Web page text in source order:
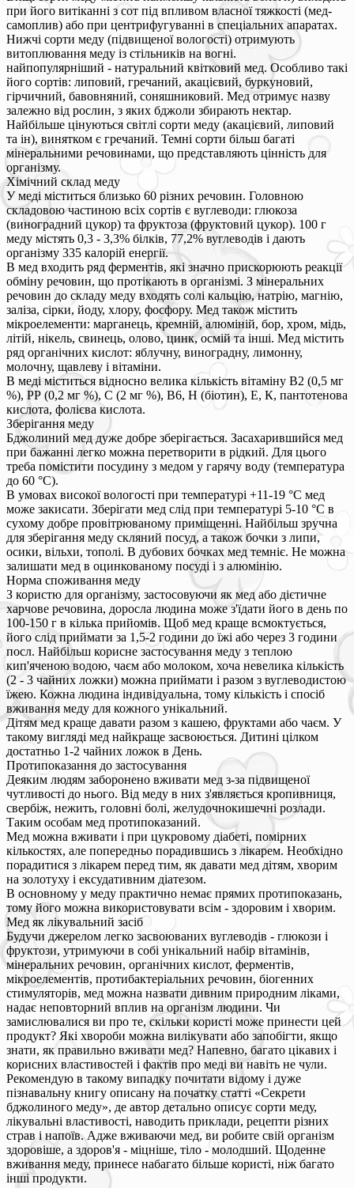
при його витіканні з сот під впливом власної тяжкості (мед-
самоплив) або при центрифугуванні в спеціальних апаратах.
Нижчі сорти меду (підвищеної вологості) отримують
витоплювання меду із стільників на вогні.
найпопулярніший - натуральний квітковий мед. Особливо такі
його сортів: липовий, гречаний, акацієвий, буркуновий,
гірчичний, бавовняний, соняшниковий. Мед отримує назву
залежно від рослин, з яких бджоли збирають нектар.
Найбільше цінуються світлі сорти меду (акацієвий, липовий
та ін), винятком є гречаний. Темні сорти більш багаті
мінеральними речовинами, що представляють цінність для
організму.
Хімічний склад меду
У меді міститься близько 60 різних речовин. Головною
складовою частиною всіх сортів є вуглеводи: глюкоза
(виноградний цукор) та фруктоза (фруктовий цукор). 100 г
меду містять 0,3 - 3,3% білків, 77,2% вуглеводів і дають
організму 335 калорій енергії.
В мед входить ряд ферментів, які значно прискорюють реакції
обміну речовин, що протікають в організмі. З мінеральних
речовин до складу меду входять солі кальцію, натрію, магнію,
заліза, сірки, йоду, хлору, фосфору. Мед також містить
мікроелементи: марганець, кремній, алюміній, бор, хром, мідь,
літій, нікель, свинець, олово, цинк, осмій та інші. Мед містить
ряд органічних кислот: яблучну, виноградну, лимонну,
молочну, щавлеву і вітаміни.
В меді міститься відносно велика кількість вітаміну В2 (0,5 мг
%), РР (0,2 мг %), С (2 мг %), В6, Н (біотин), Е, К, пантотенова
кислота, фолієва кислота.
Зберігання меду
Бджолиний мед дуже добре зберігається. Засахарившийся мед
при бажанні легко можна перетворити в рідкий. Для цього
треба помістити посудину з медом у гарячу воду (температура
до 60 °С).
В умовах високої вологості при температурі +11-19 °С мед
може закисати. Зберігати мед слід при температурі 5-10 °С в
сухому добре провітрюваному приміщенні. Найбільш зручна
для зберігання меду скляний посуд, а також бочки з липи,
осики, вільхи, тополі. В дубових бочках мед темніє. Не можна
залишати мед в оцинкованому посуді і з алюмінію.
Норма споживання меду
З користю для організму, застосовуючи як мед або дієтичне
харчове речовина, доросла людина може з'їдати його в день по
100-150 г в кілька прийомів. Щоб мед краще всмоктується,
його слід приймати за 1,5-2 години до їжі або через 3 години
посл. Найбільш корисне застосування меду з теплою
кип'яченою водою, чаєм або молоком, хоча невелика кількість
(2 - 3 чайних ложки) можна приймати і разом з вуглеводистою
їжею. Кожна людина індивідуальна, тому кількість і спосіб
вживання меду для кожного унікальний.
Дітям мед краще давати разом з кашею, фруктами або чаєм. У
такому вигляді мед найкраще засвоюється. Дитині цілком
достатньо 1-2 чайних ложок в День.
Протипоказання до застосування
Деяким людям заборонено вживати мед з-за підвищеної
чутливості до нього. Від меду в них з'являється кропивниця,
свербіж, нежить, головні болі, желудочнокишечні розлади.
Таким особам мед протипоказаний.
Мед можна вживати і при цукровому діабеті, помірних
кількостях, але попередньо порадившись з лікарем. Необхідно
порадитися з лікарем перед тим, як давати мед дітям, хворим
на золотуху і ексудативним діатезом.
В основному у меду практично немає прямих протипоказань,
тому його можна використовувати всім - здоровим і хворим.
Мед як лікувальний засіб
Будучи джерелом легко засвоюваних вуглеводів - глюкози і
фруктози, утримуючи в собі унікальний набір вітамінів,
мінеральних речовин, органічних кислот, ферментів,
мікроелементів, протибактеріальних речовин, біогенних
стимуляторів, мед можна назвати дивним природним ліками,
надає неповторний вплив на організм людини. Чи
замислювалися ви про те, скільки користі може принести цей
продукт? Які хвороби можна вилікувати або запобігти, якщо
знати, як правильно вживати мед? Напевно, багато цікавих і
корисних властивостей і фактів про меді ви навіть не чули.
Рекомендую в такому випадку почитати відому і дуже
пізнавальну книгу описану на початку статті «Секрети
бджолиного меду», де автор детально описує сорти меду,
лікувальні властивості, наводить приклади, рецепти різних
страв і напоїв. Адже вживаючи мед, ви робите свій організм
здоровіше, а здоров'я - міцніше, тіло - молодший. Щоденне
вживання меду, принесе набагато більше користі, ніж багато
інші продукти.